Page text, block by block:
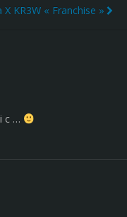
X KR3W « Franchise »
c …